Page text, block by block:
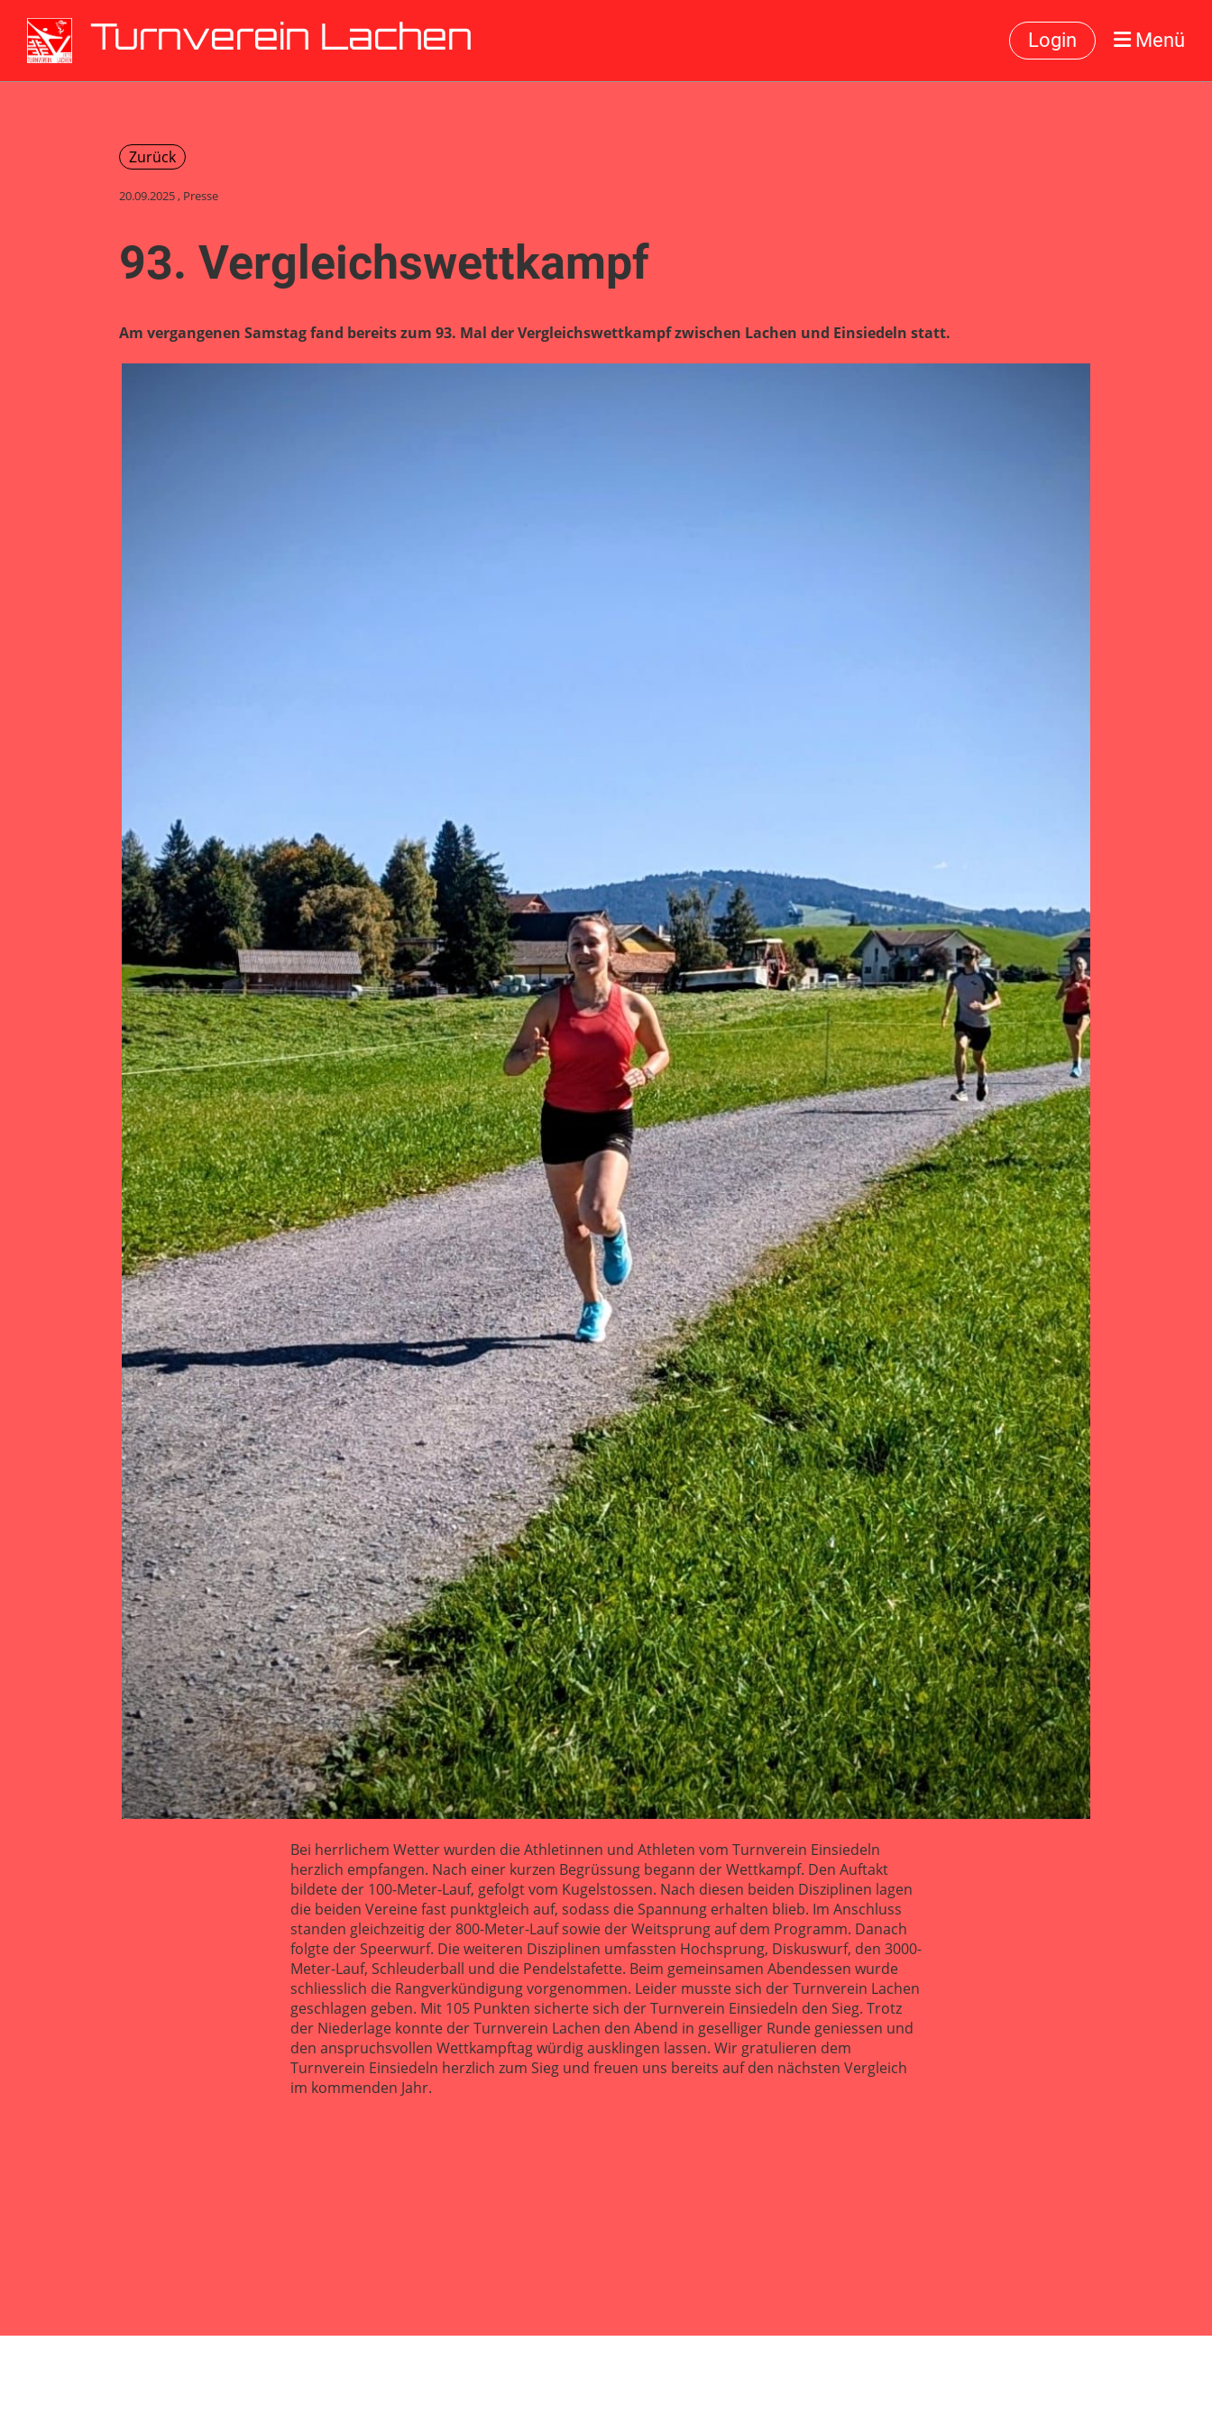
Turnverein Lachen Login Menü
Zurück
20.09.2025, Presse
93. Vergleichswettkampf
Am vergangenen Samstag fand bereits zum 93. Mal der Vergleichswettkampf zwischen Lachen und Einsiedeln statt.
Bei herrlichem Wetter wurden die Athletinnen und Athleten vom Turnverein Einsiedeln
herzlich empfangen. Nach einer kurzen Begrüssung begann der Wettkampf. Den Auftakt
bildete der 100-Meter-Lauf, gefolgt vom Kugelstossen. Nach diesen beiden Disziplinen lagen
die beiden Vereine fast punktgleich auf, sodass die Spannung erhalten blieb. Im Anschluss
standen gleichzeitig der 800-Meter-Lauf sowie der Weitsprung auf dem Programm. Danach
folgte der Speerwurf. Die weiteren Disziplinen umfassten Hochsprung, Diskuswurf, den 3000-
Meter-Lauf, Schleuderball und die Pendelstafette. Beim gemeinsamen Abendessen wurde
schliesslich die Rangverkündigung vorgenommen. Leider musste sich der Turnverein Lachen
geschlagen geben. Mit 105 Punkten sicherte sich der Turnverein Einsiedeln den Sieg. Trotz
der Niederlage konnte der Turnverein Lachen den Abend in geselliger Runde geniessen und
den anspruchsvollen Wettkampftag würdig ausklingen lassen. Wir gratulieren dem
Turnverein Einsiedeln herzlich zum Sieg und freuen uns bereits auf den nächsten Vergleich
im kommenden Jahr.